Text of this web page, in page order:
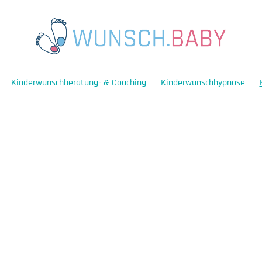
Kinderwunschberatung- & Coaching Kinderwunschhypnose